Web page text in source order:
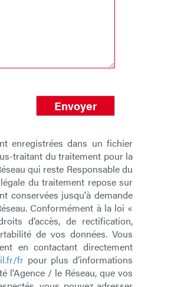
Envoyer
enregistrées dans un fichier
traitant du traitement pour la
qui reste Responsable du
du traitement repose sur
conservées jusqu'à demande
Conformément à la loi «
d’accès, de rectification,
de vos données. Vous
en contactant directement
fr pour plus d’informations
l'Agence / le Réseau, que vos